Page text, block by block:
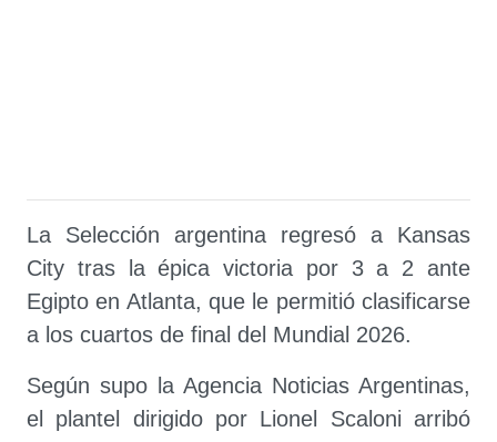
La Selección argentina regresó a Kansas
City tras la épica victoria por 3 a 2 ante
Egipto en Atlanta, que le permitió clasificarse
a los cuartos de final del Mundial 2026.
Según supo la Agencia Noticias Argentinas,
el plantel dirigido por Lionel Scaloni arribó